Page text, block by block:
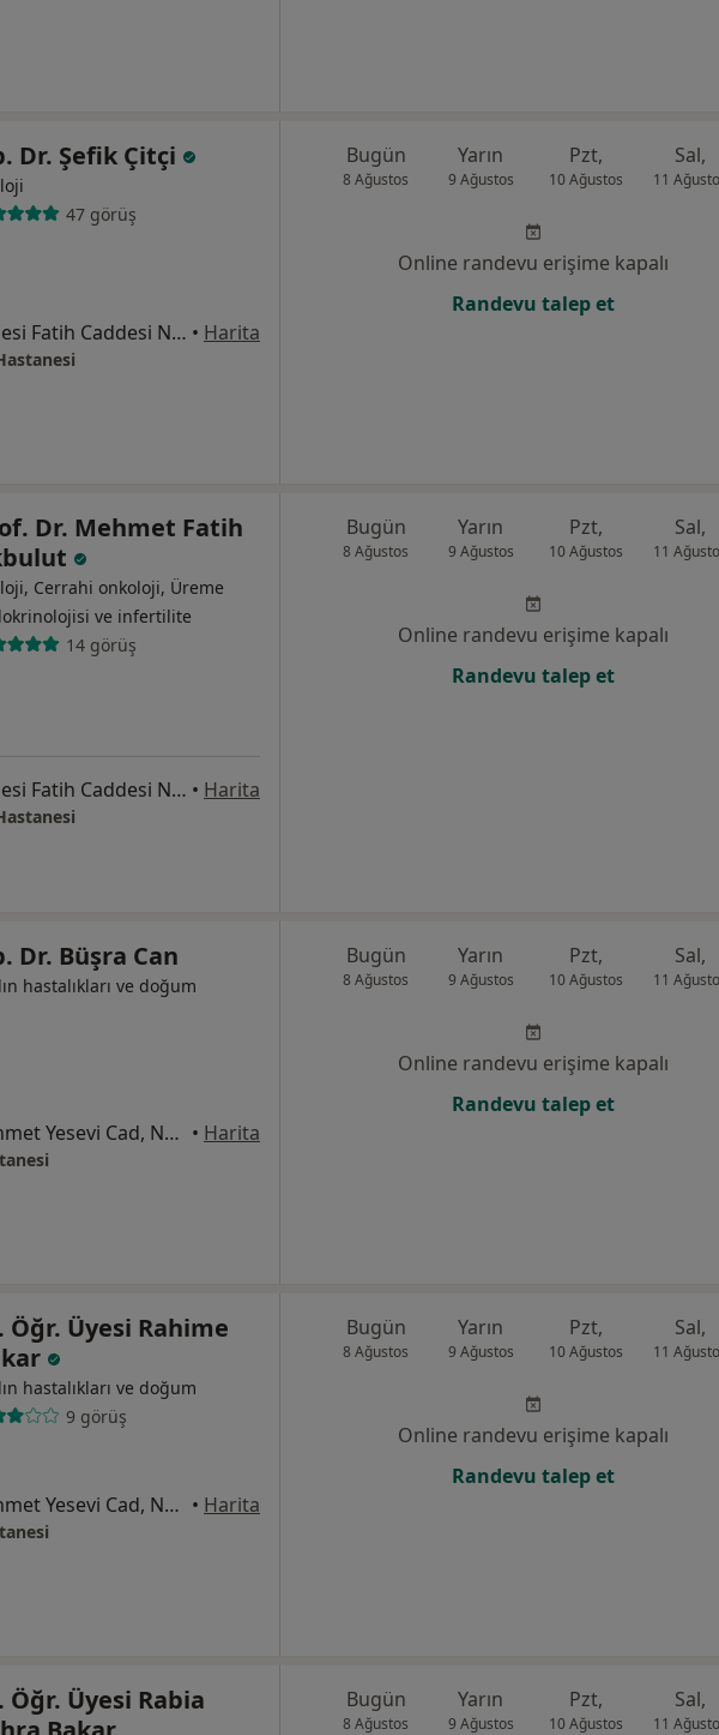
Dr. Şefik Çitçi
47 görüş
Çobançeşme Mahallesi Fatih Caddesi No:1/8, Bahçelievler • Harita
Bugün
8 Ağustos
Yarın
9 Ağustos
Pzt,
10 Ağustos
Sal,
11
Online randevu erişime kapalı
Randevu talep et
Dr. Mehmet Fatih
Cerrahi onkoloji, Üreme
ve i̇nfertilite
14 görüş
Çobançeşme Mahallesi Fatih Caddesi No:1/8, Bahçelievler • Harita
Bugün
8 Ağustos
Yarın
9 Ağustos
Pzt,
10 Ağustos
Sal,
11
Online randevu erişime kapalı
Randevu talep et
Dr. Büşra Can
hastalıkları ve doğum
Barbaros Mah, H. Ahmet Yesevi Cad, No: 149 Güneşli - Bağcılar / İstanbul, Bağcılar • Harita
Bugün
8 Ağustos
Yarın
9 Ağustos
Pzt,
10 Ağustos
Sal,
11
Online randevu erişime kapalı
Randevu talep et
Öğr. Üyesi Rahime
hastalıkları ve doğum
9 görüş
Barbaros Mah, H. Ahmet Yesevi Cad, No: 149 Güneşli - Bağcılar / İstanbul, Bağcılar • Harita
Bugün
8 Ağustos
Yarın
9 Ağustos
Pzt,
10 Ağustos
Sal,
11
Online randevu erişime kapalı
Randevu talep et
Öğr. Üyesi Rabia
Bugün
8 Ağustos
Yarın
9 Ağustos
Pzt,
10 Ağustos
Sal,
11